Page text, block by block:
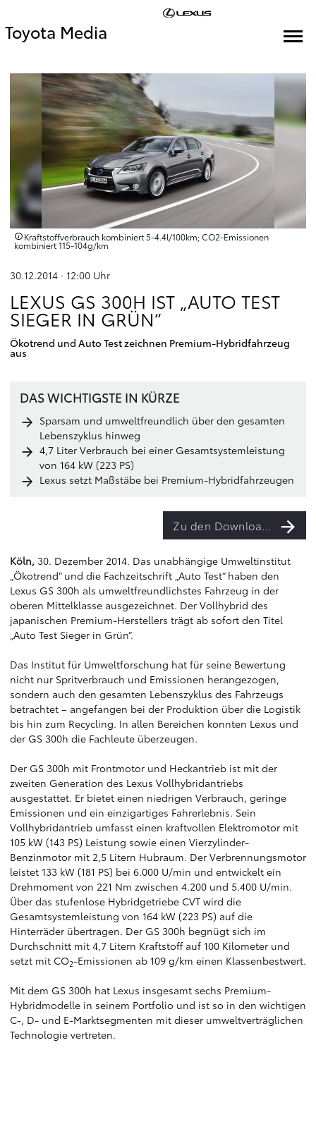
Toyota Media
Kraftstoffverbrauch kombiniert 5‑4.4l/100km; CO2‑Emissionen
kombiniert 115‑104g/km
30.12.2014 · 12:00 Uhr
LEXUS GS 300H IST „AUTO TEST
SIEGER IN GRÜN“
Ökotrend und Auto Test zeichnen Premium-Hybridfahrzeug
aus
DAS WICHTIGSTE IN KÜRZE
Sparsam und umweltfreundlich über den gesamten
Lebenszyklus hinweg
4,7 Liter Verbrauch bei einer Gesamtsystemleistung
von 164 kW (223 PS)
Lexus setzt Maßstäbe bei Premium-Hybridfahrzeugen
Zu den Downloads
Köln, 30. Dezember 2014. Das unabhängige Umweltinstitut
„Ökotrend“ und die Fachzeitschrift „Auto Test“ haben den
Lexus GS 300h als umweltfreundlichstes Fahrzeug in der
oberen Mittelklasse ausgezeichnet. Der Vollhybrid des
japanischen Premium-Herstellers trägt ab sofort den Titel
„Auto Test Sieger in Grün“.
Das Institut für Umweltforschung hat für seine Bewertung
nicht nur Spritverbrauch und Emissionen herangezogen,
sondern auch den gesamten Lebenszyklus des Fahrzeugs
betrachtet – angefangen bei der Produktion über die Logistik
bis hin zum Recycling. In allen Bereichen konnten Lexus und
der GS 300h die Fachleute überzeugen.
Der GS 300h mit Frontmotor und Heckantrieb ist mit der
zweiten Generation des Lexus Vollhybridantriebs
ausgestattet. Er bietet einen niedrigen Verbrauch, geringe
Emissionen und ein einzigartiges Fahrerlebnis. Sein
Vollhybridantrieb umfasst einen kraftvollen Elektromotor mit
105 kW (143 PS) Leistung sowie einen Vierzylinder-
Benzinmotor mit 2,5 Litern Hubraum. Der Verbrennungsmotor
leistet 133 kW (181 PS) bei 6.000 U/min und entwickelt ein
Drehmoment von 221 Nm zwischen 4.200 und 5.400 U/min.
Über das stufenlose Hybridgetriebe CVT wird die
Gesamtsystemleistung von 164 kW (223 PS) auf die
Hinterräder übertragen. Der GS 300h begnügt sich im
Durchschnitt mit 4,7 Litern Kraftstoff auf 100 Kilometer und
setzt mit CO2-Emissionen ab 109 g/km einen Klassenbestwert.
Mit dem GS 300h hat Lexus insgesamt sechs Premium-
Hybridmodelle in seinem Portfolio und ist so in den wichtigen
C-, D- und E-Marktsegmenten mit dieser umweltverträglichen
Technologie vertreten.